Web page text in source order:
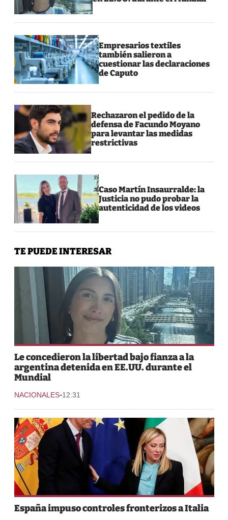
Empresarios textiles
también salieron a
cuestionar las declaraciones
de Caputo
Rechazaron el pedido de la
defensa de Facundo Moyano
para levantar las medidas
restrictivas
Caso Martín Insaurralde: la
Justicia no pudo probar la
autenticidad de los videos
TE PUEDE INTERESAR
Le concedieron la libertad bajo fianza a la
argentina detenida en EE.UU. durante el
Mundial
NACIONALES-12:31
España impuso controles fronterizos a Italia